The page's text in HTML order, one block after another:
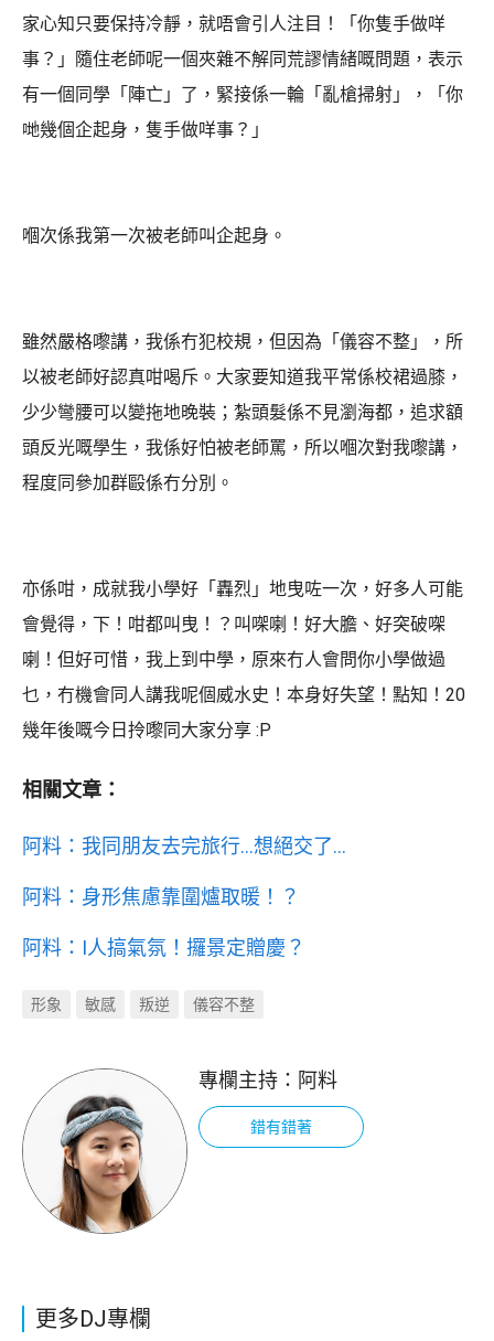
家心知只要保持冷靜，就唔會引人注目！「你隻手做咩
事？」隨住老師呢一個夾雜不解同荒謬情緒嘅問題，表示
有一個同學「陣亡」了，緊接係一輪「亂槍掃射」，「你
哋幾個企起身，隻手做咩事？」
嗰次係我第一次被老師叫企起身。
雖然嚴格嚟講，我係冇犯校規，但因為「儀容不整」，所
以被老師好認真咁喝斥。大家要知道我平常係校裙過膝，
少少彎腰可以變拖地晚裝；紮頭髮係不見瀏海都，追求額
頭反光嘅學生，我係好怕被老師罵，所以嗰次對我嚟講，
程度同參加群毆係冇分別。
亦係咁，成就我小學好「轟烈」地曳咗一次，好多人可能
會覺得，下！咁都叫曳！？叫㗎喇！好大膽、好突破㗎
喇！但好可惜，我上到中學，原來冇人會問你小學做過
乜，冇機會同人講我呢個威水史！本身好失望！點知！20
幾年後嘅今日拎嚟同大家分享 :P
相關文章：
阿料：我同朋友去完旅行...想絕交了...
阿料：身形焦慮靠圍爐取暖！？
阿料：I人搞氣氛！攞景定贈慶？
形象 敏感 叛逆 儀容不整
專欄主持： 阿料
錯有錯著
更多DJ專欄